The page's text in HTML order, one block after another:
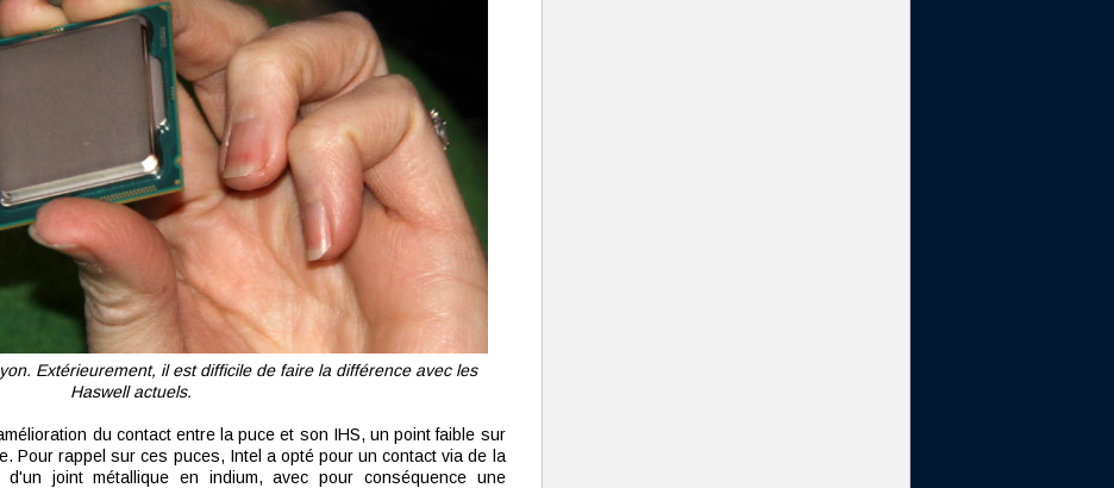
Extérieurement, il est difficile de faire la différence avec les
Haswell actuels.
du contact entre la puce et son IHS, un point faible sur
Pour rappel sur ces puces, Intel a opté pour un contact via de la
joint métallique en indium, avec pour conséquence une